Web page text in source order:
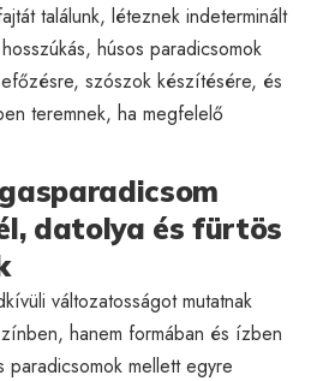
találunk, léteznek indeterminált
húsos paradicsomok
szószok készítésére, és
teremnek, ha megfelelő
datolya és fürtös
változatosságot mutatnak
hanem formában és ízben
mellett egyre